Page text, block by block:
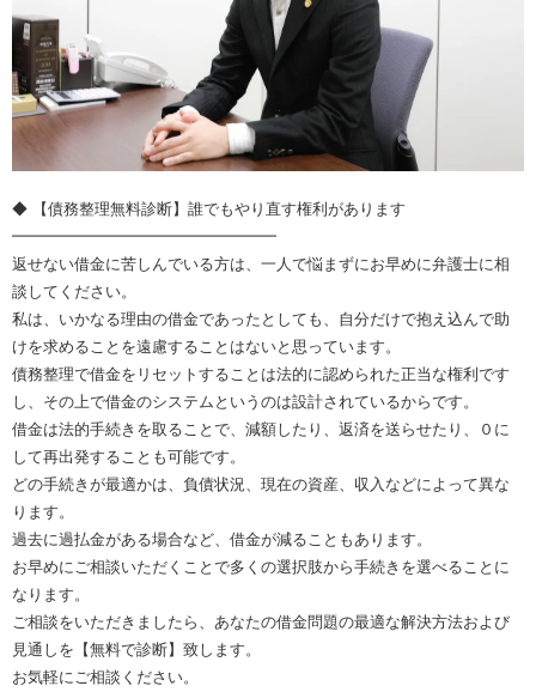
◆ 【債務整理無料診断】誰でもやり直す権利があります
━━━━━━━━━━━━━━━━━
返せない借金に苦しんでいる方は、一人で悩まずにお早めに弁護士に相
談してください。
私は、いかなる理由の借金であったとしても、自分だけで抱え込んで助
けを求めることを遠慮することはないと思っています。
債務整理で借金をリセットすることは法的に認められた正当な権利です
し、その上で借金のシステムというのは設計されているからです。
借金は法的手続きを取ることで、減額したり、返済を送らせたり、０に
して再出発することも可能です。
どの手続きが最適かは、負債状況、現在の資産、収入などによって異な
ります。
過去に過払金がある場合など、借金が減ることもあります。
お早めにご相談いただくことで多くの選択肢から手続きを選べることに
なります。
ご相談をいただきましたら、あなたの借金問題の最適な解決方法および
見通しを【無料で診断】致します。
お気軽にご相談ください。